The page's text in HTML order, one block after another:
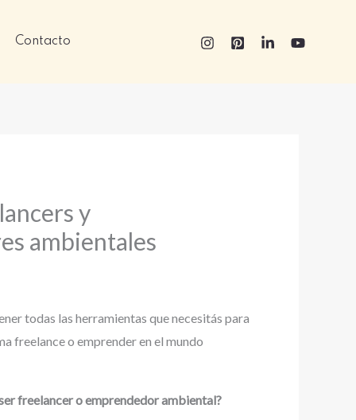
Contacto
y
ambientales
todas las herramientas que necesitás para
freelance o emprender en el mundo
freelancer o emprendedor ambiental?